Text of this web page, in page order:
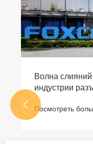
Волна
индустрии
различия и
и
Посмотреть
